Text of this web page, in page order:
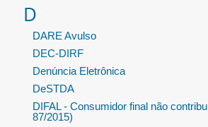
D
DARE Avulso
DEC-DIRF
Denúncia Eletrônica
DeSTDA
DIFAL - Consumidor final não
87/2015)